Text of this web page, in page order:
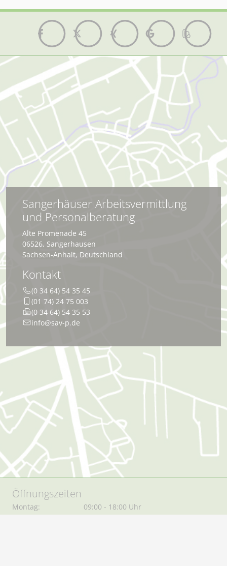
Sangerhäuser Arbeitsvermittlung
und Personalberatung
Alte Promenade 45
06526, Sangerhausen
Sachsen-Anhalt, Deutschland
Kontakt
(0 34 64) 54 35 45
(01 74) 24 75 003
(0 34 64) 54 35 53
info@sav-p.de
Öffnungszeiten
Montag:
09:00 - 18:00 Uhr
Dienstag:
09:00 - 18:00 Uhr